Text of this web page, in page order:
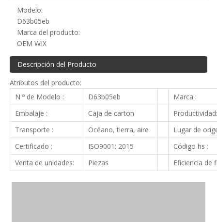
Modelo:
D63b05eb
Marca del producto:
OEM WIX
Descripción del Producto
Atributos del producto:
N º de Modelo :
D63b05eb
Marca :
Embalaje :
Caja de carton
Productividad:
Transporte :
Océano, tierra, aire
Lugar de
Certificado :
ISO9001: 2015
Código hs :
Venta de unidades:
Piezas Eficiencia de